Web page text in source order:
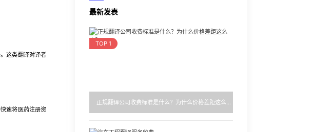
这类翻译对译者
速将医药注册资
最新发表
TOP 1
正规翻译公司收费标准是什么？为什么价格差距这么大？